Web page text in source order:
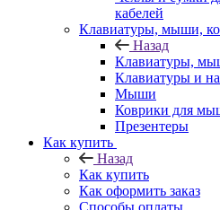
кабелей
Клавиатуры, мыши,
Назад
Клавиатуры,
Клавиатуры и
Мыши
Коврики для
Презентеры
Как купить
Назад
Как купить
Как оформить заказ
Способы оплаты